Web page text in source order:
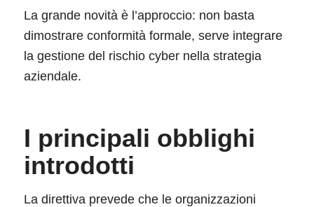
La grande novità è l’approccio: non basta
dimostrare conformità formale, serve integrare
la gestione del rischio cyber nella strategia
aziendale.
I principali obblighi
introdotti
La direttiva prevede che le organizzazioni